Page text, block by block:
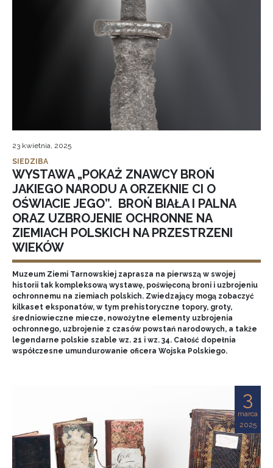
23 kwietnia, 2025
SIEDZIBA
WYSTAWA „POKAŻ ZNAWCY BROŃ
JAKIEGO NARODU A ORZEKNIE CI O
OŚWIACIE JEGO”. BROŃ BIAŁA I PALNA
ORAZ UZBROJENIE OCHRONNE NA
ZIEMIACH POLSKICH NA PRZESTRZENI
WIEKÓW
Muzeum Ziemi Tarnowskiej zaprasza na pierwszą w swojej
historii tak kompleksową wystawę, poświęconą broni i uzbrojeniu
ochronnemu na ziemiach polskich. Zwiedzający mogą zobaczyć
kilkaset eksponatów, w tym prehistoryczne topory, groty,
średniowieczne miecze, nowożytne elementy uzbrojenia
ochronnego, uzbrojenie z czasów powstań narodowych, a także
legendarne polskie szable wz. 21 i wz. 34. Całość dopełnia
współczesne umundurowanie oficera Wojska Polskiego.
3
marca
2025